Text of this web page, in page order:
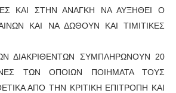
ΚΑΙ ΣΤΗΝ ΑΝΑΓΚΗ ΝΑ ΑΥΞΗΘΕΙ Ο
ΚΑΙ ΝΑ ΔΩΘΟΥΝ ΚΑΙ ΤΙΜΙΤΙΚΕΣ
ΔΙΑΚΡΙΘΕΝΤΩΝ ΣΥΜΠΛΗΡΩΝΟΥΝ 20
ΤΩΝ ΟΠΟΙΩΝ ΠΟΙΗΜΑΤΑ ΤΟΥΣ
ΑΠΟ ΤΗΝ ΚΡΙΤΙΚΗ ΕΠΙΤΡΟΠΗ ΚΑΙ